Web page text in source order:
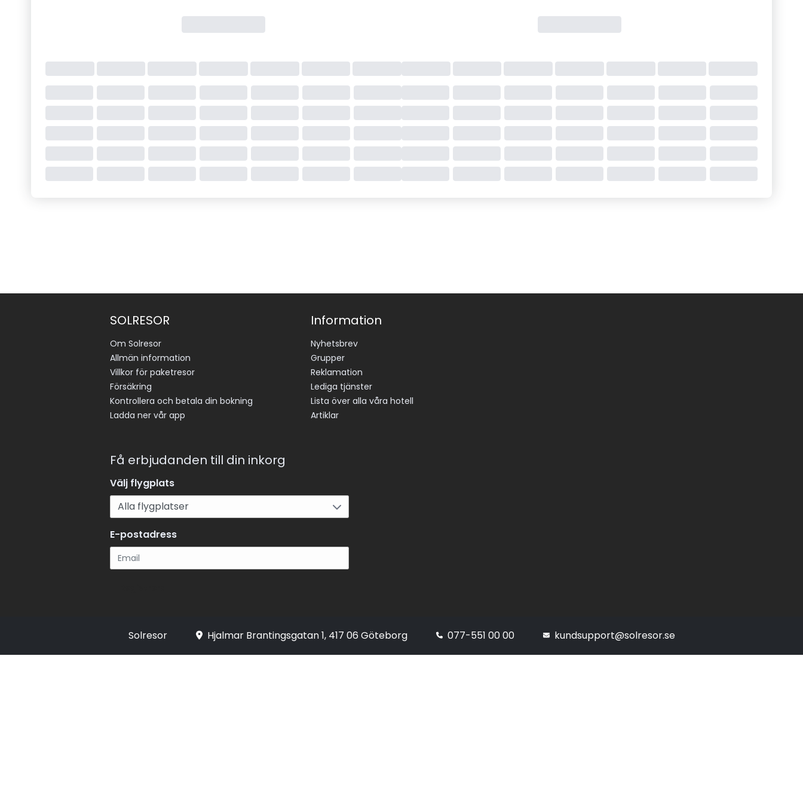
SOLRESOR
Om Solresor
Allmän information
Villkor för paketresor
Försäkring
Kontrollera och betala din bokning
Ladda ner vår app
Information
Nyhetsbrev
Grupper
Reklamation
Lediga tjänster
Lista över alla våra hotell
Artiklar
Få erbjudanden till din inkorg
Välj flygplats
E-postadress
Solresor Hjalmar Brantingsgatan 1, 417 06 Göteborg 077-551 00 00 kundsupport@solresor.se